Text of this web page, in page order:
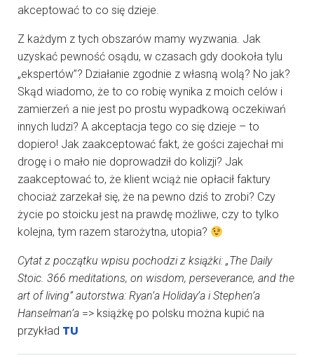
akceptować to co się dzieje.
Z każdym z tych obszarów mamy wyzwania. Jak
uzyskać pewność osądu, w czasach gdy dookoła tylu
„ekspertów”? Działanie zgodnie z własną wolą? No jak?
Skąd wiadomo, że to co robię wynika z moich celów i
zamierzeń a nie jest po prostu wypadkową oczekiwań
innych ludzi? A akceptacja tego co się dzieje – to
dopiero! Jak zaakceptować fakt, że gości zajechał mi
drogę i o mało nie doprowadził do kolizji? Jak
zaakceptować to, że klient wciąż nie opłacił faktury
chociaż zarzekał się, że na pewno dziś to zrobi? Czy
życie po stoicku jest na prawdę możliwe, czy to tylko
kolejna, tym razem starożytna, utopia?
Cytat z początku wpisu pochodzi z książki: „The Daily
Stoic. 366 meditations, on wisdom, perseverance, and the
art of living” autorstwa: Ryan’a Holiday’a i Stephen’a
Hanselman’a => książkę po polsku można kupić na
przykład TU